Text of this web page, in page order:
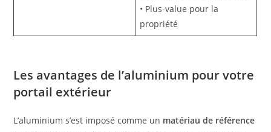
• Plus-value pour la
propriété
Les avantages de l’aluminium pour votre
portail extérieur
L’aluminium s’est imposé comme un matériau de référence